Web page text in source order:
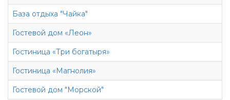
База отдыха "Чайка"
Гостевой дом «Леон»
Гостиница «Три богатыря»
Гостиница «Магнолия»
Гостевой дом "Морской"